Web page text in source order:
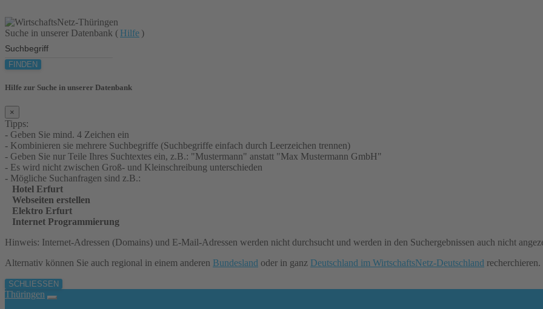
Suche in unserer Datenbank ( Hilfe )
FINDEN
Hilfe zur Suche in unserer Datenbank
×
Tipps:
- Geben Sie mind. 4 Zeichen ein
- Kombinieren sie mehrere Suchbegriffe (Suchbegriffe einfach durch Leerzeichen trennen)
- Geben Sie nur Teile Ihres Suchtextes ein, z.B.: "Mustermann" anstatt "Max Mustermann GmbH"
- Es wird nicht zwischen Groß- und Kleinschreibung unterschieden
- Mögliche Suchanfragen sind z.B.:
Hotel Erfurt
Webseiten erstellen
Elektro Erfurt
Internet Programmierung
Hinweis: Internet-Adressen (Domains) und E-Mail-Adressen werden nicht durchsucht und werden in den Suchergebnissen auch nicht
Alternativ können Sie auch regional in einem anderen Bundesland oder in ganz Deutschland im WirtschaftsNetz-Deutschland recherchieren.
SCHLIESSEN
Thüringen